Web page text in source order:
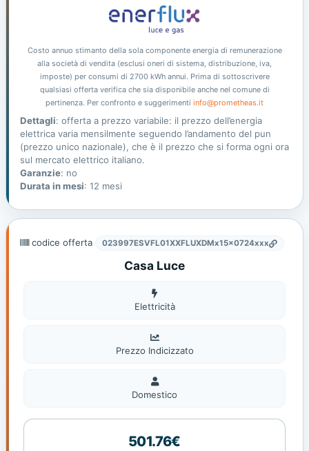
Costo annuo stimanto della sola componente energia di remunerazione
alla società di vendita (esclusi oneri di sistema, distribuzione, iva,
imposte) per consumi di 2700 kWh annui. Prima di sottoscrivere
qualsiasi offerta verifica che sia disponibile anche nel comune di
pertinenza. Per confronto e suggerimenti info@prometheas.it
Dettagli: offerta a prezzo variabile: il prezzo dell’energia
elettrica varia mensilmente seguendo l’andamento del pun
(prezzo unico nazionale), che è il prezzo che si forma ogni ora
sul mercato elettrico italiano.
Garanzie: no
Durata in mesi: 12 mesi
codice offerta 023997ESVFL01XXFLUXDMx15x0724xxx
Casa Luce
Elettricità
Elettricità
Prezzo Indicizzato
Domestico
Domestico
501.76€